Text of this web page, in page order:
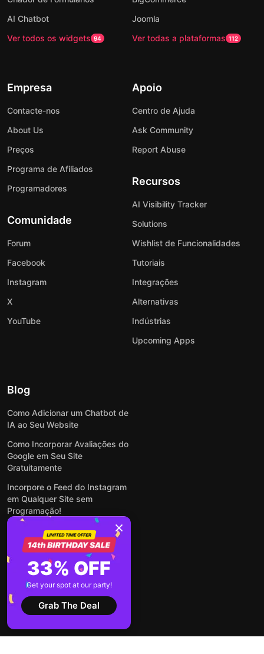
AI Chatbot
Ver todos os widgets 94
Joomla
Ver todas a plataformas 112
Empresa
Contacte-nos
About Us
Preços
Programa de Afiliados
Programadores
Comunidade
Forum
Facebook
Instagram
X
YouTube
Apoio
Centro de Ajuda
Ask Community
Report Abuse
Recursos
AI Visibility Tracker
Solutions
Wishlist de Funcionalidades
Tutoriais
Integrações
Alternativas
Indústrias
Upcoming Apps
Blog
Como Adicionar um Chatbot de
IA ao Seu Website
Como Incorporar Avaliações do
Google em Seu Site
Gratuitamente
Incorpore o Feed do Instagram
em Qualquer Site sem
Programação!
Como Incorporar Formulários
em Qualquer Site Online e
Gratuitamente
Como Criar Formulário para
WordPress: Simples e Rápido
Ver todas publicações
33% OFF
Get your spot at our party!
Grab The Deal